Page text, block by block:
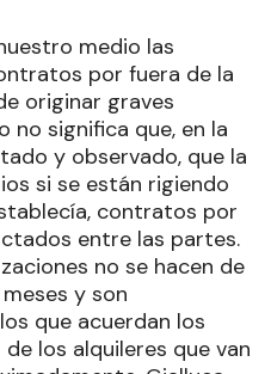
medio las
por fuera de la
originar graves
no significa que, en la
y observado, que la
si se están rigiendo
contratos por
entre las partes.
no se hacen de
y son
que acuerdan los
los alquileres que van